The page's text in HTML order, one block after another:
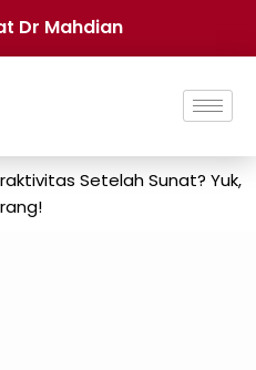
Dr Mahdian
Setelah Sunat? Yuk,